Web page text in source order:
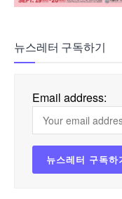
뉴스레터 구독하기
Email address: